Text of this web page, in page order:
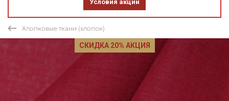
Условия акции
Хлопковые ткани (хлопок)
СКИДКА 20% АКЦИЯ